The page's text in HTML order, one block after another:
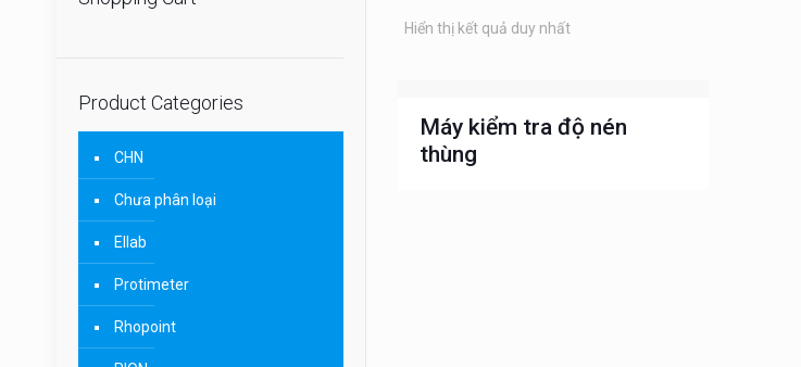
Hiển thị kết quả duy nhất
Máy kiểm tra độ nén
thùng
Product Categories
CHN
Chưa phân loại
Ellab
Protimeter
Rhopoint